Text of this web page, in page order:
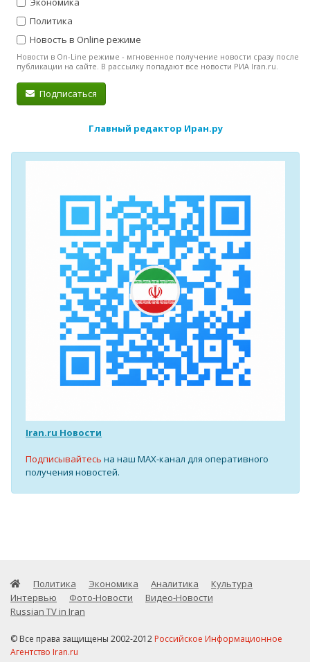
Политика
Новость в Online режиме
Новости в On-Line режиме - мгновенное получение новости сразу после
публикации на сайте. В рассылку попадают все новости РИА Iran.ru.
Подписаться
Главный редактор Иран.ру
Iran.ru Новости
Подписывайтесь на наш MAX-канал для оперативного
получения новостей.
Политика Экономика Аналитика
Культура
Интервью
Фото-Новости
Видео-Новости
Russian TV in Iran
© Все права защищены 2002-2012 Российское Информационное
Агентство Iran.ru